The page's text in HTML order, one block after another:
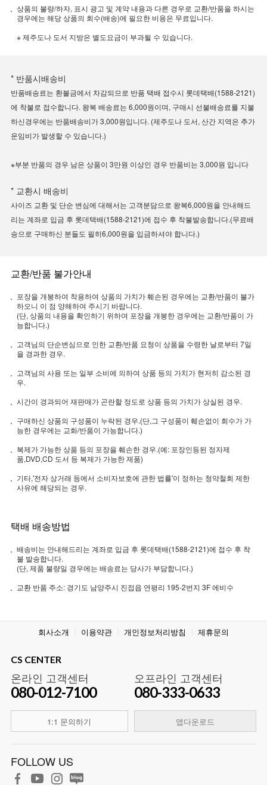
상품의 불량/하자, 표시 광고 및 계약 내용과 다른 경우로 교환/반품을 하시는
경우에는 해당 상품의 회수(배송)에 필요한 비용은 무료입니다.
※ 제주도나 도서 지방은 별도요금이 부과될 수 있습니다.
* 반품시배송비
반품배송료는 환불금에서 차감되므로 반품 택배 접수시 롯데택배(1588-2121)
에 착불로 접수합니다. 왕복 배송료는 6,000원이며, 구매시 선불배송료를 지불
하신경우에는 반품배송비가 3,000원입니다. (제주도나 도서, 산간 지역은 추가
운임비가 발생할 수 있습니다.)
※부분 반품의 경우 남은 상품이 3만원 이상인 경우 반품비는 3,000원 입니다
* 교환시 배송비
사이즈 교환 및 단순 변심에 대해서는 고객분담으로 왕복6,000원을 안내해드
리는 계좌로 입금 후 롯데택배(1588-2121)에 접수 후 착불발송합니다.(무료배
송으로 구매하신 분들도 필히6,000원을 입금하셔야 합니다.)
교환/반품 불가안내
포장을 개봉하여 착용하여 상품의 가치가 훼손된 경우에는 교환/반품이 불가
하오니 이 점 양해하여 주시기 바랍니다.
(단, 상품의 내용을 확인하기 위하여 포장을 개봉한 경우에는 교환/반품이 가
능합니다.)
고객님의 단순변심으로 인한 교환/반품 요청이 상품을 수령한 날로부터 7일
을 경과한 경우.
고객님의 사용 또는 일부 소비에 의하여 상품 등의 가치가 현저히 감소된 경
우.
시간이 경과되어 재판매가 곤란할 정도로 상품 등의 가치가 상실된 경우.
구매하신 상품의 구성품이 누락된 경우.(단,그 구성품이 훼손없이 회수가 가
능한 경우에는 교화/반품이 가능합니다.)
복제가 가능한 상품 등의 포장을 훼손한 경우.(예: 포장인등된 정자제
품,DVD,CD 도서 등 복제가 가능한 제품)
기타,'전자 상거래 등에서 소비자보호에 관한 법률'이 정하는 청약철회 제한
사유에 해당되는 경우.
택배 배송방법
배송비는 안내해드리는 계좌로 입금 후 롯데택배(1588-2121)에 접수 후 착
불 발송합니다.
(단, 제품 불량일 경우에는 배송료는 당사가 부담합니다.)
교환 반품 주소: 경기도 남양주시 진접읍 연평리 195-2번지 3F 에비수
회사소개 이용약관 개인정보처리방침 제휴문의
CS CENTER
온라인 고객센터
080-012-7100
1:1 문의하기
오프라인 고객센터
080-333-0633
앱다운로드
FOLLOW US